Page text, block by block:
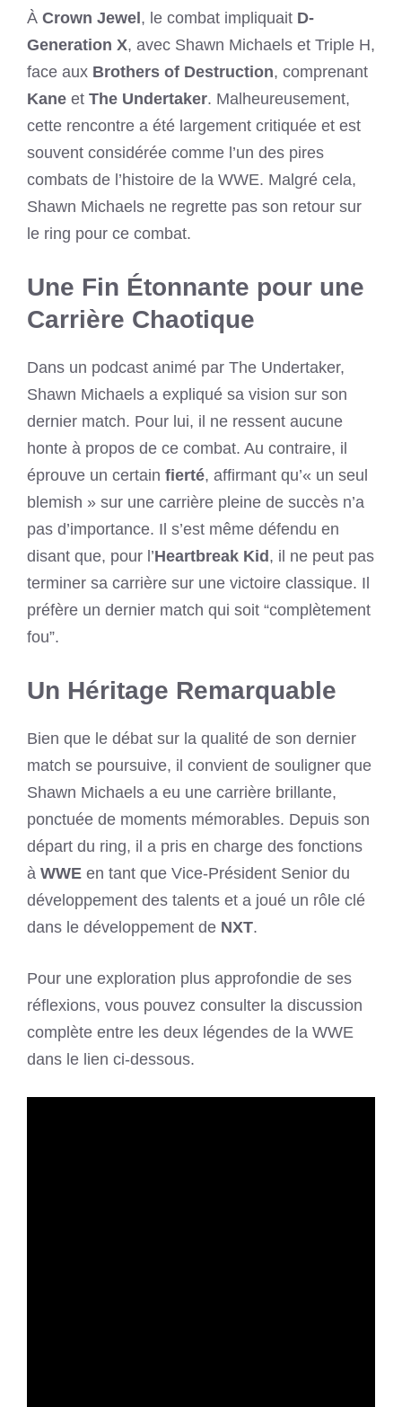
À Crown Jewel , le combat impliquait D-
Generation X, avec Shawn Michaels et Triple H,
face aux Brothers of Destruction, comprenant
Kane et The Undertaker. Malheureusement,
cette rencontre a été largement critiquée et est
souvent considérée comme l’un des pires
combats de l’histoire de la WWE. Malgré cela,
Shawn Michaels ne regrette pas son retour sur
le ring pour ce combat.
Une Fin Étonnante pour une
Carrière Chaotique
Dans un podcast animé par The Undertaker,
Shawn Michaels a expliqué sa vision sur son
dernier match. Pour lui, il ne ressent aucune
honte à propos de ce combat. Au contraire, il
éprouve un certain fierté, affirmant qu’« un seul
blemish » sur une carrière pleine de succès n’a
pas d’importance. Il s’est même défendu en
disant que, pour l’Heartbreak Kid , il ne peut pas
terminer sa carrière sur une victoire classique. Il
préfère un dernier match qui soit “complètement
fou”.
Un Héritage Remarquable
Bien que le débat sur la qualité de son dernier
match se poursuive, il convient de souligner que
Shawn Michaels a eu une carrière brillante,
ponctuée de moments mémorables. Depuis son
départ du ring, il a pris en charge des fonctions
à WWE en tant que Vice-Président Senior du
développement des talents et a joué un rôle clé
dans le développement de NXT.
Pour une exploration plus approfondie de ses
réflexions, vous pouvez consulter la discussion
complète entre les deux légendes de la WWE
dans le lien ci-dessous.